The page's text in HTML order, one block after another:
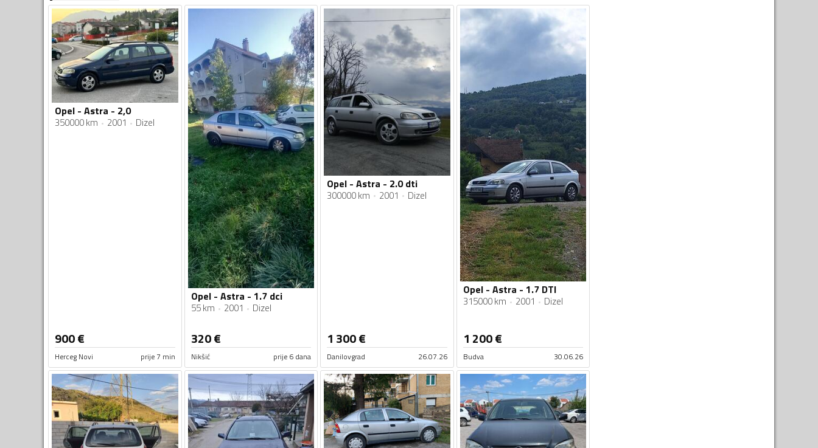
Opel - Astra - 2,0
350000 km 2001 Dizel
900€
Herceg Novi prije 7 min
Opel - Astra - 1.7 dci
55 km 2001 Dizel
320€
Nikšić prije 6 dana
Opel - Astra - 2.0 dti
300000 km 2001 Dizel
1 300€
Danilovgrad 26.07.26
Opel - Astra - 1.7 DTI
315000 km 2001 Dizel
1 200€
Budva 30.06.26